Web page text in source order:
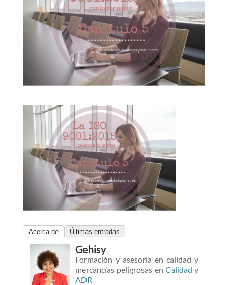
Acerca de Últimas entradas
Gehisy
Formación y asesoría en calidad y
mercancías peligrosas en Calidad y
ADR